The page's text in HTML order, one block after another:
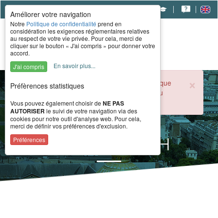
×
Durant la période estivale, l'accueil téléphonique
du CERAH est ouvert de 8h à 16h du lundi au
vendredi.
Formation VPH
Améliorer votre navigation
Notre Politique de confidentialité prend en
considération les exigences réglementaires relatives
au respect de votre vie privée. Pour cela, merci de
cliquer sur le bouton « J'ai compris » pour donner votre
accord.
J'ai compris
En savoir plus...
Préfèrences statistiques
Vous pouvez également choisir de NE PAS
AUTORISER le suivi de votre navigation via des
cookies pour notre outil d'analyse web. Pour cela,
merci de définir vos préférences d'exclusion.
Préférences